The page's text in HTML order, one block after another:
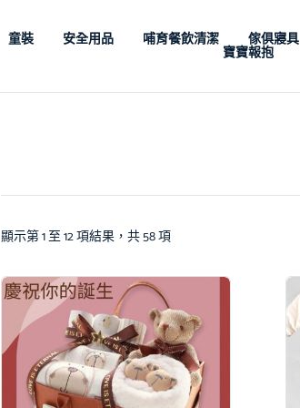
童裝 安全用品 哺育餐飲清潔 傢俱寢具
寶寶報抱
顯示第 1 至 12 項結果，共 58 項